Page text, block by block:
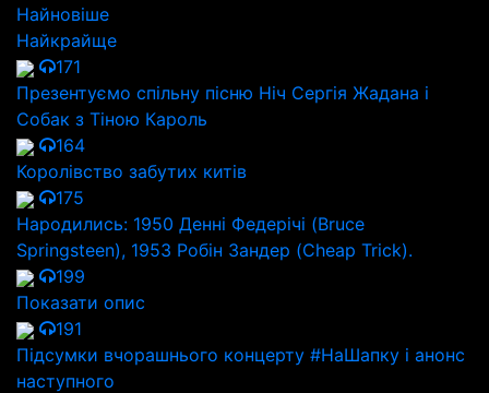
Найновіше
Найкрайще
171
Презентуємо спільну пісню Ніч Сергія Жадана і
Собак з Тіною Кароль
164
Королівство забутих китів
175
Народились: 1950 Денні Федерічі (Bruce
Springsteen), 1953 Робін Зандер (Cheap Trick).
199
Показати опис
191
Підсумки вчорашнього концерту #НаШапку і анонс
наступного